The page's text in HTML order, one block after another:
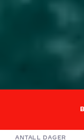
ANTALL DAGER